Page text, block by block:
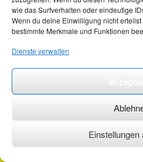
wie das Surfverhalten oder eindeutige
Wenn du deine Einwilligung nicht
bestimmte Merkmale und Funktionen
Dienste verwalten
Einstellungen
©2026 ·erstehilfekurs-mauch.de ·AGB ·